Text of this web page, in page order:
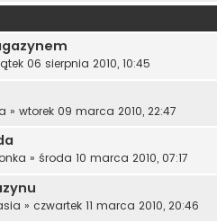
06 sierpnia 2010, 10:45
» wtorek 09 marca 2010, 22:47
» środa 10 marca 2010, 07:17
» czwartek 11 marca 2010, 20:46